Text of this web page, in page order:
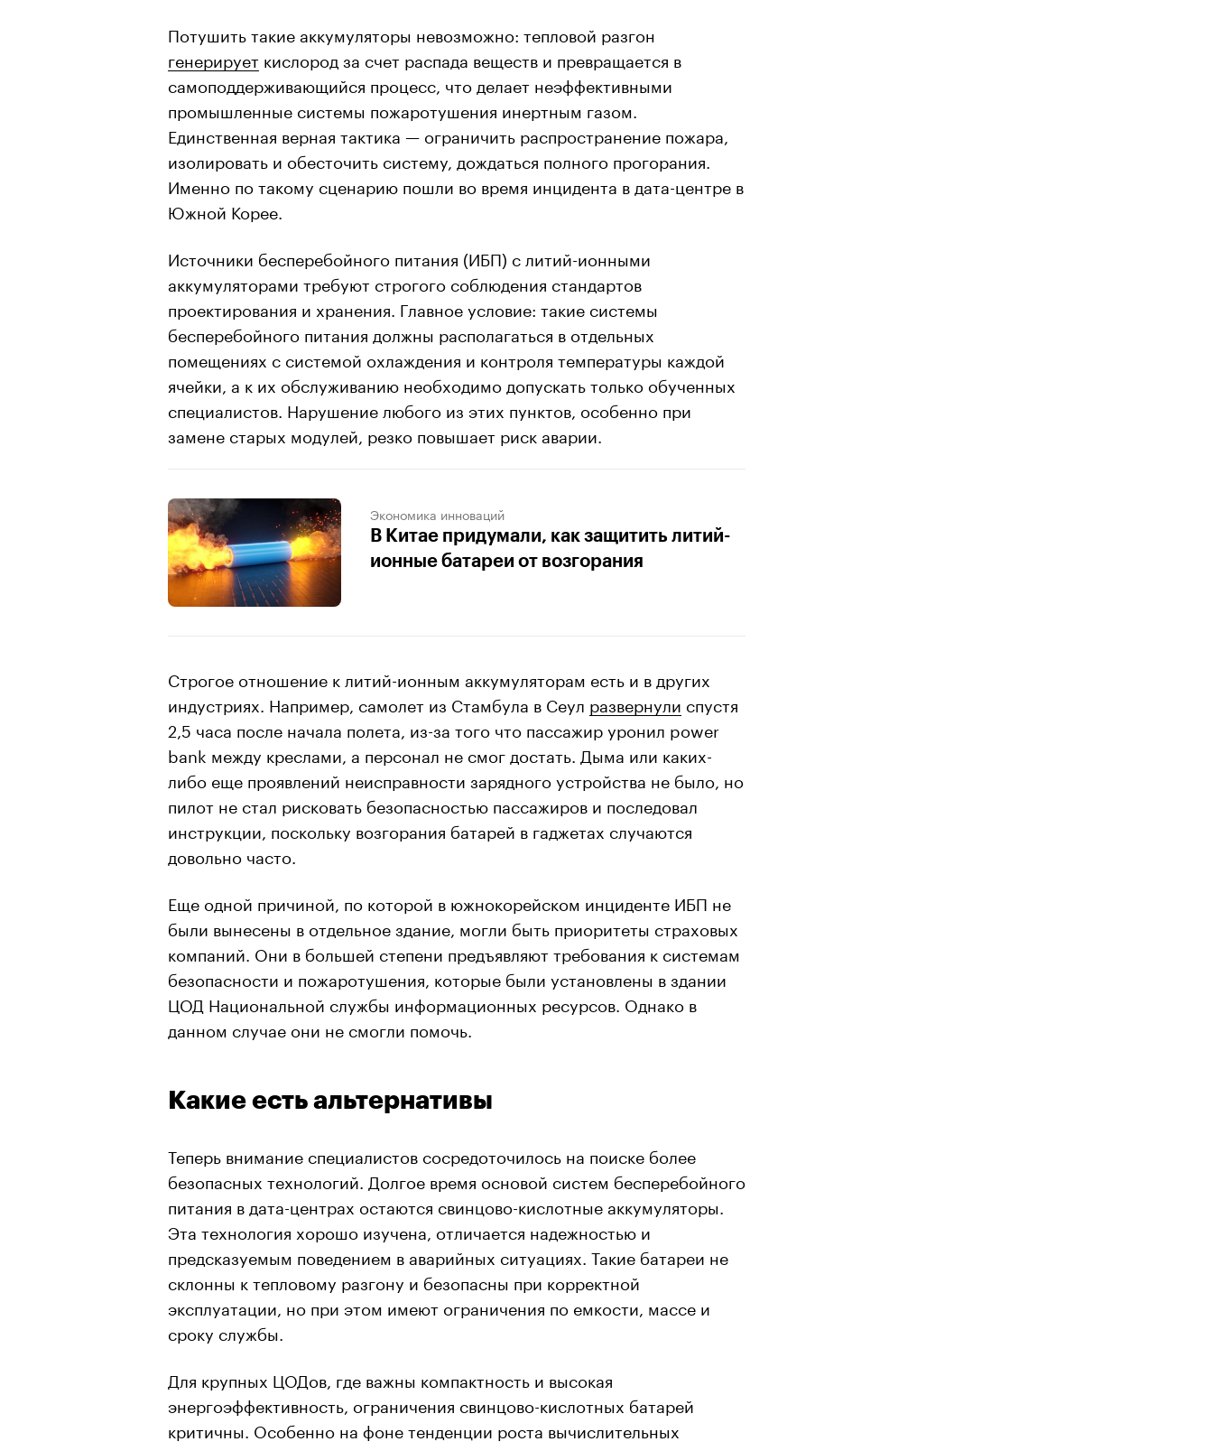
Потушить такие аккумуляторы невозможно: тепловой разгон
генерирует кислород за счет распада веществ и превращается в
самоподдерживающийся процесс, что делает неэффективными
промышленные системы пожаротушения инертным газом.
Единственная верная тактика — ограничить распространение пожара,
изолировать и обесточить систему, дождаться полного прогорания.
Именно по такому сценарию пошли во время инцидента в дата-центре в
Южной Корее.
Источники бесперебойного питания (ИБП) с литий-ионными
аккумуляторами требуют строгого соблюдения стандартов
проектирования и хранения. Главное условие: такие системы
бесперебойного питания должны располагаться в отдельных
помещениях с системой охлаждения и контроля температуры каждой
ячейки, а к их обслуживанию необходимо допускать только обученных
специалистов. Нарушение любого из этих пунктов, особенно при
замене старых модулей, резко повышает риск аварии.
Экономика инноваций
В Китае придумали, как защитить литий-
ионные батареи от возгорания
Строгое отношение к литий-ионным аккумуляторам есть и в других
индустриях. Например, самолет из Стамбула в Сеул развернули спустя
2,5 часа после начала полета, из-за того что пассажир уронил power
bank между креслами, а персонал не смог достать. Дыма или каких-
либо еще проявлений неисправности зарядного устройства не было, но
пилот не стал рисковать безопасностью пассажиров и последовал
инструкции, поскольку возгорания батарей в гаджетах случаются
довольно часто.
Еще одной причиной, по которой в южнокорейском инциденте ИБП не
были вынесены в отдельное здание, могли быть приоритеты страховых
компаний. Они в большей степени предъявляют требования к системам
безопасности и пожаротушения, которые были установлены в здании
ЦОД Национальной службы информационных ресурсов. Однако в
данном случае они не смогли помочь.
Какие есть альтернативы
Теперь внимание специалистов сосредоточилось на поиске более
безопасных технологий. Долгое время основой систем бесперебойного
питания в дата-центрах остаются свинцово-кислотные аккумуляторы.
Эта технология хорошо изучена, отличается надежностью и
предсказуемым поведением в аварийных ситуациях. Такие батареи не
склонны к тепловому разгону и безопасны при корректной
эксплуатации, но при этом имеют ограничения по емкости, массе и
сроку службы.
Для крупных ЦОДов, где важны компактность и высокая
энергоэффективность, ограничения свинцово-кислотных батарей
критичны. Особенно на фоне тенденции роста вычислительных